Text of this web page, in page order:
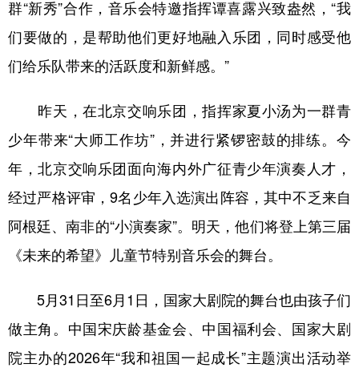
群“新秀”合作，音乐会特邀指挥谭喜露兴致盎然，“我
们要做的，是帮助他们更好地融入乐团，同时感受他
们给乐队带来的活跃度和新鲜感。”
昨天，在北京交响乐团，指挥家夏小汤为一群青
少年带来“大师工作坊”，并进行紧锣密鼓的排练。今
年，北京交响乐团面向海内外广征青少年演奏人才，
经过严格评审，9名少年入选演出阵容，其中不乏来自
阿根廷、南非的“小演奏家”。明天，他们将登上第三届
《未来的希望》儿童节特别音乐会的舞台。
5月31日至6月1日，国家大剧院的舞台也由孩子们
做主角。中国宋庆龄基金会、中国福利会、国家大剧
院主办的2026年“我和祖国一起成长”主题演出活动举